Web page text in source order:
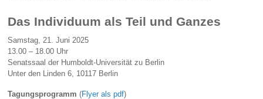
Das Individuum als Teil und Ganzes
Samstag, 21. Juni 2025
13.00 – 18.00 Uhr
Senatssaal der Humboldt-Universität zu Berlin
Unter den Linden 6, 10117 Berlin
Tagungsprogramm (Flyer als pdf)